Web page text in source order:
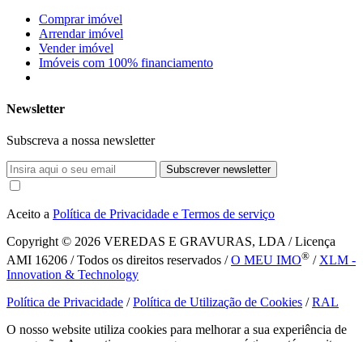
Comprar imóvel
Arrendar imóvel
Vender imóvel
Imóveis com 100% financiamento
Newsletter
Subscreva a nossa newsletter
Subscrever newsletter
Aceito a Política de Privacidade e Termos de serviço
Copyright © 2026 VEREDAS E GRAVURAS, LDA / Licença
AMI 16206 / Todos os direitos reservados /O MEU IMO® / XLM -
Innovation & Technology
Política de Privacidade /Política de Utilização de Cookies /RAL
O nosso website utiliza cookies para melhorar a sua experiência de